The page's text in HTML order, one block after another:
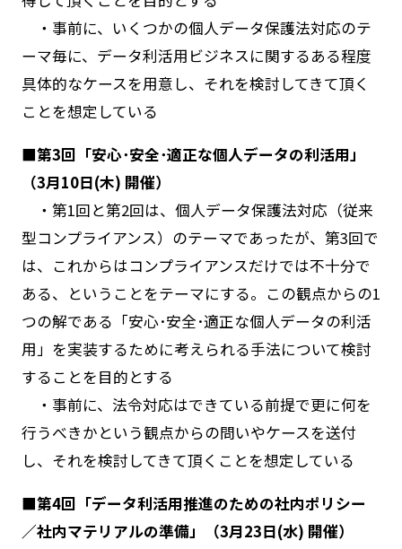
・事前に、いくつかの個人データ保護法対応のテ
ーマ毎に、データ利活用ビジネスに関するある程度
具体的なケースを用意し、それを検討してきて頂く
ことを想定している
■第3回「安心･安全･適正な個人データの利活用」
（3月10日(木) 開催）
・第1回と第2回は、個人データ保護法対応（従来
型コンプライアンス）のテーマであったが、第3回で
は、これからはコンプライアンスだけでは不十分で
ある、ということをテーマにする。この観点からの1
つの解である「安心･安全･適正な個人データの利活
用」を実装するために考えられる手法について検討
することを目的とする
・事前に、法令対応はできている前提で更に何を
行うべきかという観点からの問いやケースを送付
し、それを検討してきて頂くことを想定している
■第4回「データ利活用推進のための社内ポリシー
／社内マテリアルの準備」（3月23日(水) 開催）